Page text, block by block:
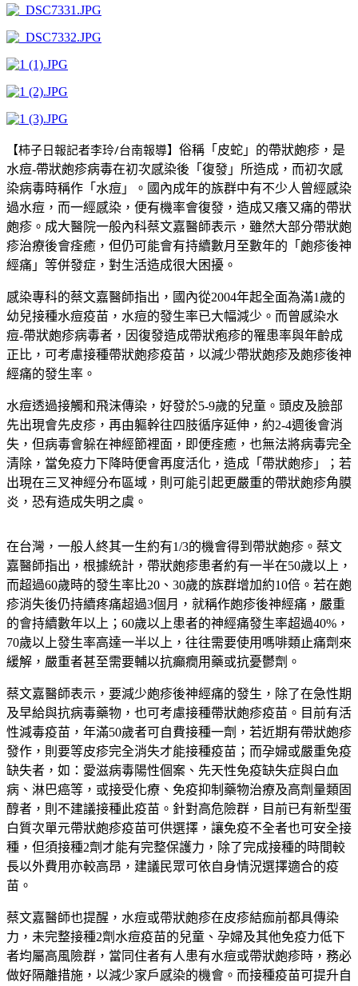
【柿子日報記者李玲/台南報導】 俗稱「皮蛇」的帶狀皰疹，是
水痘-帶狀皰疹病毒在初次感染後「復發」所造成，而初次感
染病毒時稱作「水痘」。國內成年的族群中有不少人曾經感染
過水痘，而一經感染，便有機率會復發，造成又癢又痛的帶狀
皰疹。成大醫院一般內科蔡文嘉醫師表示，雖然大部分帶狀皰
疹治療後會痊癒，但仍可能會有持續數月至數年的「皰疹後神
經痛」等併發症，對生活造成很大困擾。
感染專科的蔡文嘉醫師指出，國內從2004年起全面為滿1 歲的
幼兒接種水痘疫苗，水痘的發生率已大幅減少。而曾感染水
痘-帶狀皰疹病毒者，因復發造成帶狀疱疹的罹患率與年齡成
正比，可考慮接種帶狀皰疹疫苗，以減少帶狀皰疹及皰疹後神
經痛的發生率。
水痘透過接觸和飛沫傳染，好發於5-9歲的兒童。頭皮及臉部
先出現會先皮疹，再由軀幹往四肢循序延伸，約2-4週後會消
失，但病毒會躲在神經節裡面，即便痊癒，也無法將病毒完全
清除，當免疫力下降時便會再度活化，造成「帶狀皰疹」；若
出現在三叉神經分布區域，則可能引起更嚴重的帶狀皰疹角膜
炎，恐有造成失明之虞。
在台灣，一般人終其一生約有1/3的機會得到帶狀皰疹。蔡文
嘉醫師指出，根據統計，帶狀皰疹患者約有一半在50歲以上，
而超過60歲時的發生率比20 、 30歲的族群增加約10倍。若在皰
疹消失後仍持續疼痛超過3個月，就稱作皰疹後神經痛，嚴重
的會持續數年以上； 60歲以上患者的神經痛發生率超過40% ，
70歲以上發生率高達一半以上，往往需要使用嗎啡類止痛劑來
緩解，嚴重者甚至需要輔以抗癲癇用藥或抗憂鬱劑。
蔡文嘉醫師表示，要減少皰疹後神經痛的發生，除了在急性期
及早給與抗病毒藥物，也可考慮接種帶狀皰疹疫苗。目前有活
性減毒疫苗，年滿50歲者可自費接種一劑，若近期有帶狀皰疹
發作，則要等皮疹完全消失才能接種疫苗；而孕婦或嚴重免疫
缺失者，如：愛滋病毒陽性個案、先天性免疫缺失症與白血
病、淋巴癌等，或接受化療、免疫抑制藥物治療及高劑量類固
醇者，則不建議接種此疫苗。針對高危險群，目前已有新型蛋
白質次單元帶狀皰疹疫苗可供選擇，讓免疫不全者也可安全接
種，但須接種2劑才能有完整保護力，除了完成接種的時間較
長以外費用亦較高昂，建議民眾可依自身情況選擇適合的疫
苗。
蔡文嘉醫師也提醒，水痘或帶狀皰疹在皮疹結痂前都具傳染
力，未完整接種2劑水痘疫苗的兒童、孕婦及其他免疫力低下
者均屬高風險群，當同住者有人患有水痘或帶狀皰疹時，務必
做好隔離措施，以減少家戶感染的機會。而接種疫苗可提升自